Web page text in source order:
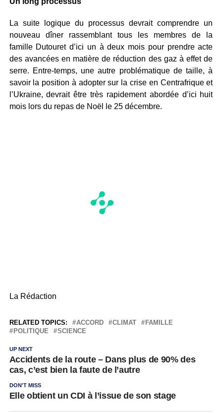
La suite logique du processus devrait comprendre un
nouveau dîner rassemblant tous les membres de la
famille Dutouret d’ici un à deux mois pour prendre acte
des avancées en matière de réduction des gaz à effet de
serre. Entre-temps, une autre problématique de taille, à
savoir la position à adopter sur la crise en Centrafrique et
l’Ukraine, devrait être très rapidement abordée d’ici huit
mois lors du repas de Noël le 25 décembre.
La Rédaction
RELATED TOPICS: ACCORD CLIMAT
FAMILLE
POLITIQUE
SCIENCE
UP NEXT
Accidents de la route – Dans plus de 90% des
cas, c’est bien la faute de l’autre
DON'T MISS
Elle obtient un CDI à l’issue de son stage